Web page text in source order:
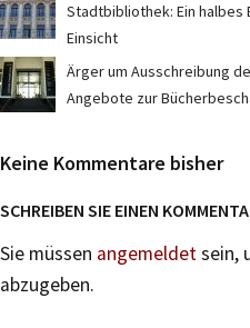
Stadtbibliothek: Ein
Einsicht
Ärger um Ausschreibung
Angebote zur
Keine Kommentare bisher
SCHREIBEN SIE EINEN
Sie müssen angemeldetsein,
abzugeben.